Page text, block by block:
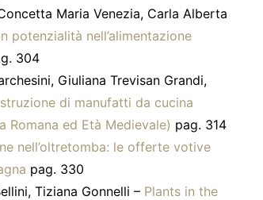
Maria Venezia, Carla Alberta
potenzialità nell’alimentazione
304
Giuliana Trevisan Grandi,
di manufatti da cucina
Romana ed Età Medievale) pag. 314
nell’oltretomba: le offerte votive
pag. 330
Tiziana Gonnelli – Plants in the